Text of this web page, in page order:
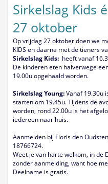
Sirkelslag Kids
27 oktober
Op vrijdag 27 oktober doen we
KIDS en daarna met de tieners
Sirkelslag Kids: heeft vanaf
De kinderen eten halverwege
19.00u opgehaald worden.
Sirkelslag Young:Vanaf 19.30u
starten om 19.45u. Tijdens de
worden, rond 22.00u is het
iedereen naar huis.
Aanmelden bij Floris den
18766724.
Weet je van harte welkom, in de
zonder aanmelding, want hoe
Deelname is gratis.